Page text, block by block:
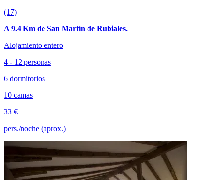
(17)
A 9.4 Km de San Martín de Rubiales.
Alojamiento entero
4 - 12 personas
6 dormitorios
10 camas
33 €
pers./noche (aprox.)